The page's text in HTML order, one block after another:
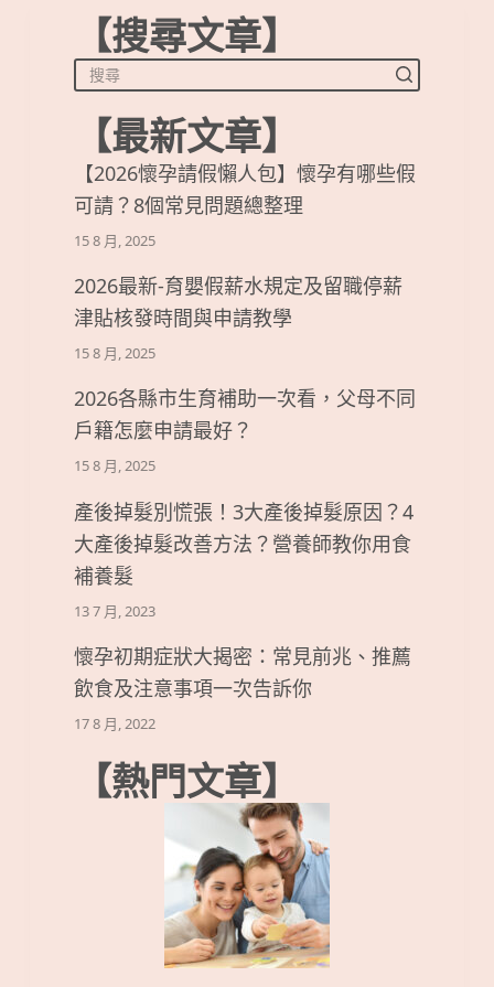
【搜尋文章】
【最新文章】
【2026懷孕請假懶人包】懷孕有哪些假
可請？8個常見問題總整理
15 8 月, 2025
2026最新-育嬰假薪水規定及留職停薪
津貼核發時間與申請教學
15 8 月, 2025
2026各縣市生育補助一次看，父母不同
戶籍怎麼申請最好？
15 8 月, 2025
產後掉髮別慌張！3大產後掉髮原因？4
大產後掉髮改善方法？營養師教你用食
補養髮
13 7 月, 2023
懷孕初期症狀大揭密：常見前兆、推薦
飲食及注意事項一次告訴你
17 8 月, 2022
【熱門文章】